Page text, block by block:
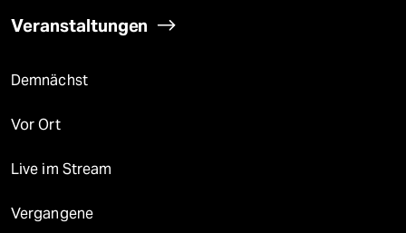
Veranstaltungen
Demnächst
Vor Ort
Live im Stream
Vergangene